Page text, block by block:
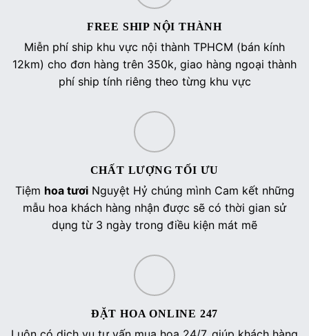
FREE SHIP NỘI THÀNH
Miễn phí ship khu vực nội thành TPHCM (bán kính
12km) cho đơn hàng trên 350k, giao hàng ngoại thành
phí ship tính riêng theo từng khu vực
CHẤT LƯỢNG TỐI ƯU
Tiệm hoa tươiNguyệt Hỷ chúng mình Cam kết những
mẫu hoa khách hàng nhận được sẽ có thời gian sử
dụng từ 3 ngày trong điều kiện mát mẽ
ĐẶT HOA ONLINE 247